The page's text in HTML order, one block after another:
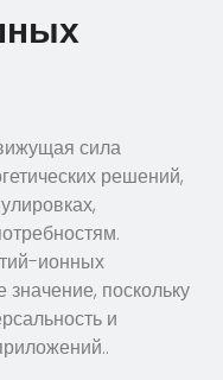
сила
решений,
ионных
поскольку
и